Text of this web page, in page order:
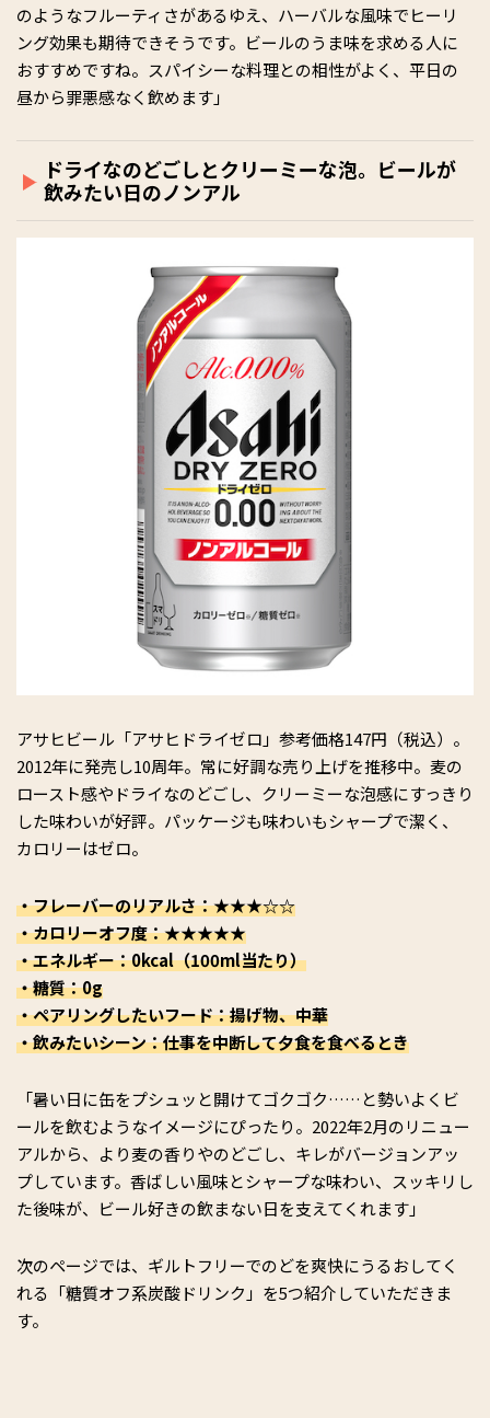
のようなフルーティさがあるゆえ、ハーバルな風味でヒーリ
ング効果も期待できそうです。ビールのうま味を求める人に
おすすめですね。スパイシーな料理との相性がよく、平日の
昼から罪悪感なく飲めます」
ドライなのどごしとクリーミーな泡。ビールが
飲みたい日のノンアル
アサヒビール「アサヒドライゼロ」参考価格147円（税込）。
2012年に発売し10周年。常に好調な売り上げを推移中。麦の
ロースト感やドライなのどごし、クリーミーな泡感にすっきり
した味わいが好評。パッケージも味わいもシャープで潔く、
カロリーはゼロ。
・フレーバーのリアルさ：★★★☆☆
・カロリーオフ度：★★★★★
・エネルギー：0kcal（100ml当たり）
・糖質：0g
・ペアリングしたいフード：揚げ物、中華
・飲みたいシーン：仕事を中断して夕食を食べるとき
「暑い日に缶をプシュッと開けてゴクゴク……と勢いよくビ
ールを飲むようなイメージにぴったり。2022年2月のリニュー
アルから、より麦の香りやのどごし、キレがバージョンアッ
プしています。香ばしい風味とシャープな味わい、スッキリし
た後味が、ビール好きの飲まない日を支えてくれます」
次のページでは、ギルトフリーでのどを爽快にうるおしてく
れる「糖質オフ系炭酸ドリンク」を5つ紹介していただきま
す。